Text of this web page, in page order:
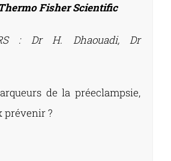
Fisher Scientific
: DrH. Dhaouadi, Dr
de la préeclampsie,
prévenir ?